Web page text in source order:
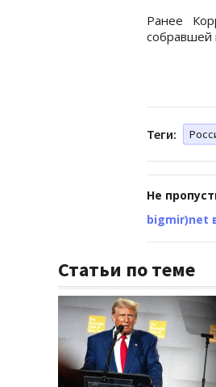
Ранее
собравшей
Теги:
Не
bigmir)net
Статьи по теме